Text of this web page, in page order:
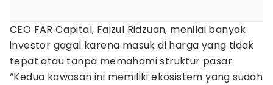
CEO FAR Capital, Faizul Ridzuan, menilai banyak
investor gagal karena masuk di harga yang tidak
tepat atau tanpa memahami struktur pasar.
“Kedua kawasan ini memiliki ekosistem yang sudah